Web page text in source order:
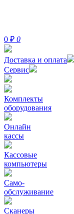
0 ₽ 0
Доставка и оплата
Сервис
Комплекты
оборудования
Онлайн
кассы
Кассовые
компьютеры
Само-
обслуживание
Сканеры